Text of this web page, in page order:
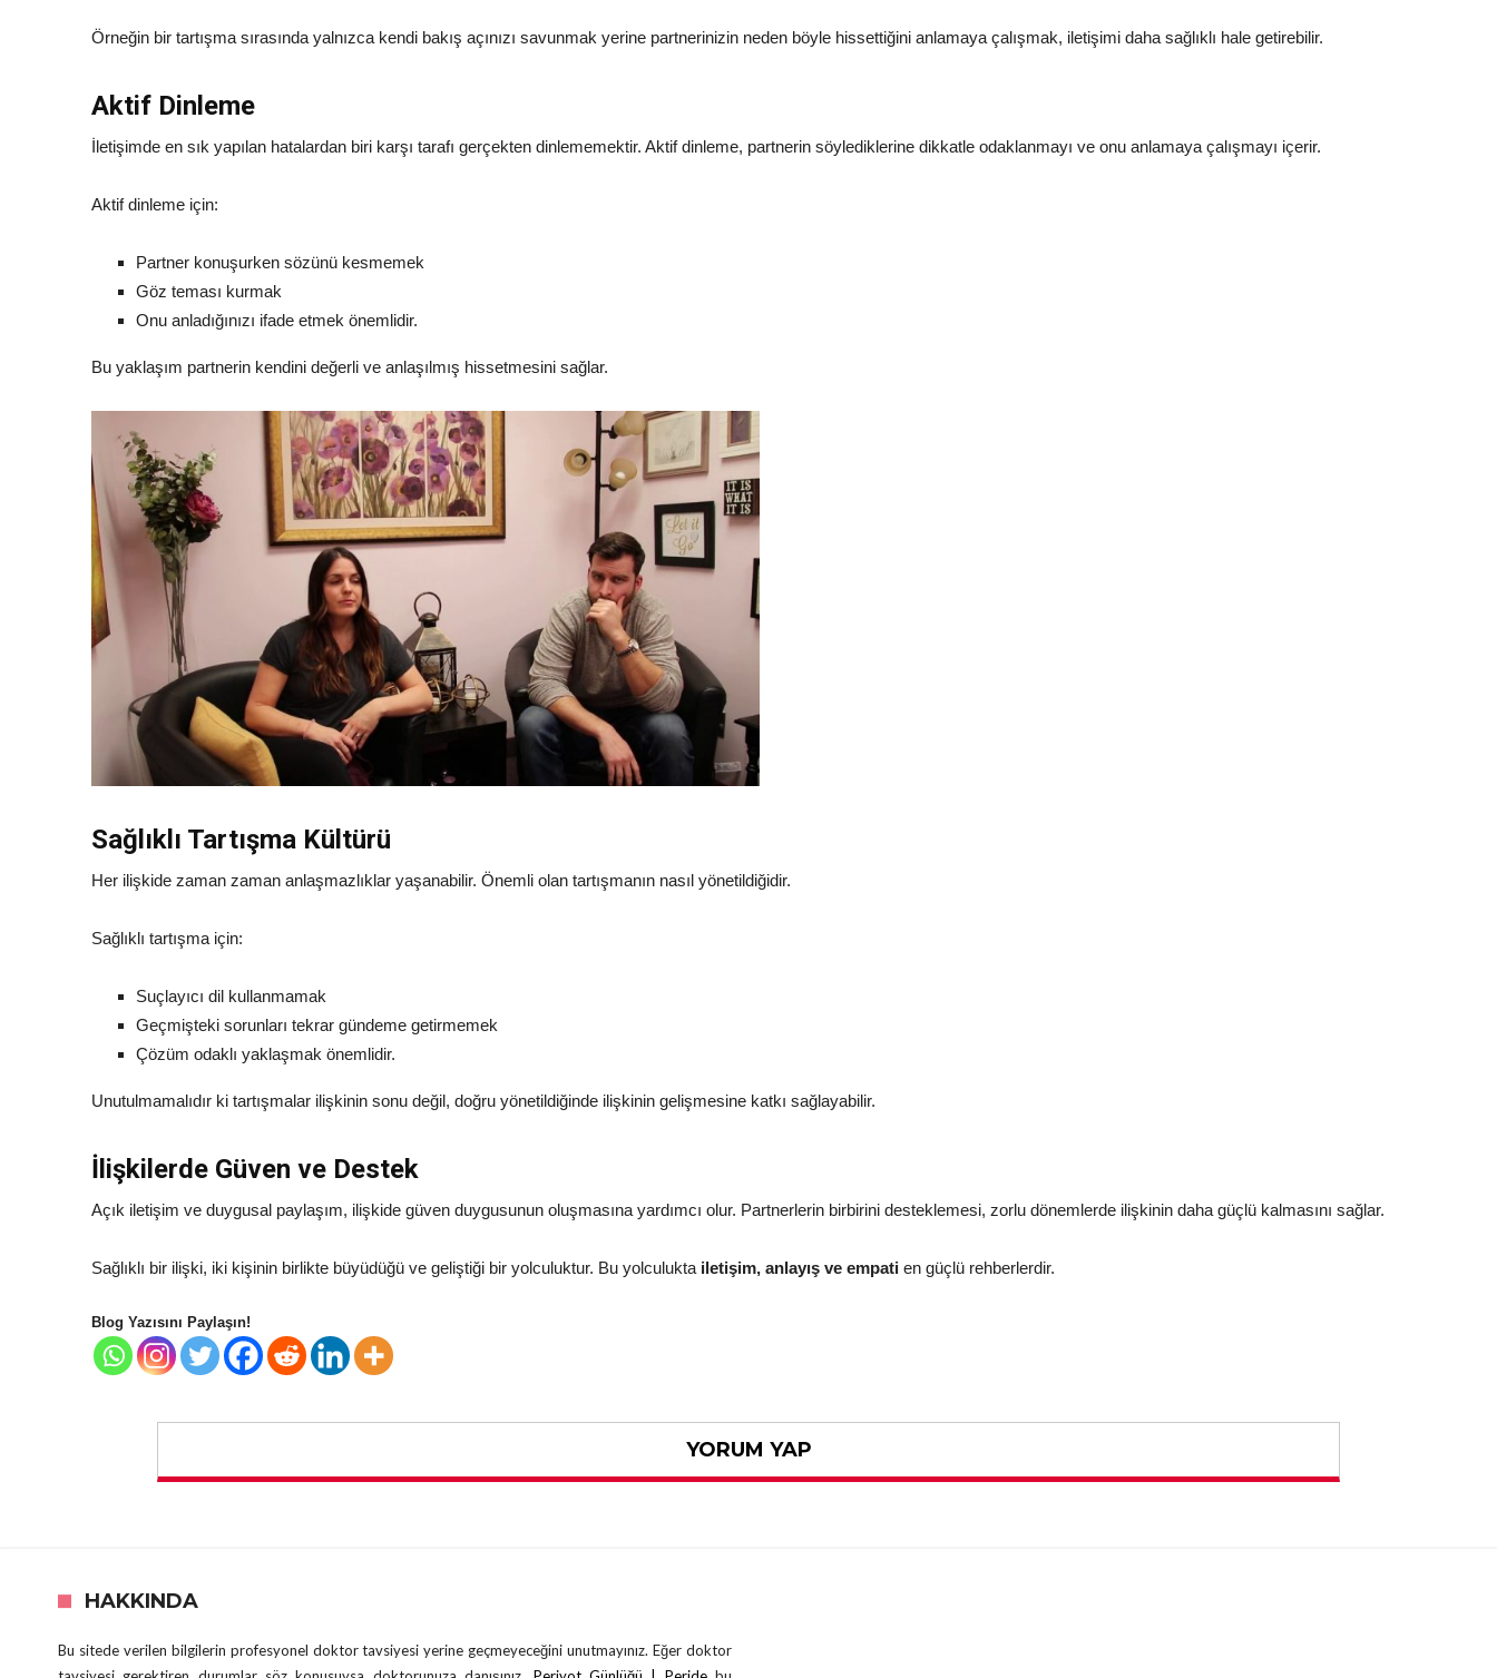
Örneğin bir tartışma sırasında yalnızca kendi bakış açınızı savunmak yerine partnerinizin neden böyle hissettiğini anlamaya çalışmak, iletişimi daha sağlıklı hale getirebilir.
Aktif Dinleme
İletişimde en sık yapılan hatalardan biri karşı tarafı gerçekten dinlememektir. Aktif dinleme, partnerin söylediklerine dikkatle odaklanmayı ve onu anlamaya çalışmayı içerir.
Aktif dinleme için:
Partner konuşurken sözünü kesmemek
Göz teması kurmak
Onu anladığınızı ifade etmek önemlidir.
Bu yaklaşım partnerin kendini değerli ve anlaşılmış hissetmesini sağlar.
Sağlıklı Tartışma Kültürü
Her ilişkide zaman zaman anlaşmazlıklar yaşanabilir. Önemli olan tartışmanın nasıl yönetildiğidir.
Sağlıklı tartışma için:
Suçlayıcı dil kullanmamak
Geçmişteki sorunları tekrar gündeme getirmemek
Çözüm odaklı yaklaşmak önemlidir.
Unutulmamalıdır ki tartışmalar ilişkinin sonu değil, doğru yönetildiğinde ilişkinin gelişmesine katkı sağlayabilir.
İlişkilerde Güven ve Destek
Açık iletişim ve duygusal paylaşım, ilişkide güven duygusunun oluşmasına yardımcı olur. Partnerlerin birbirini desteklemesi, zorlu dönemlerde ilişkinin daha güçlü kalmasını sağlar.
Sağlıklı bir ilişki, iki kişinin birlikte büyüdüğü ve geliştiği bir yolculuktur. Bu yolculukta iletişim, anlayış ve empati en güçlü rehberlerdir.
Blog Yazısını Paylaşın!
YORUM YAP
HAKKINDA
Bu sitede verilen bilgilerin profesyonel doktor tavsiyesi yerine geçmeyeceğini unutmayınız. Eğer doktor